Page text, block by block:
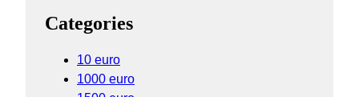
Categories
10 euro
1000 euro